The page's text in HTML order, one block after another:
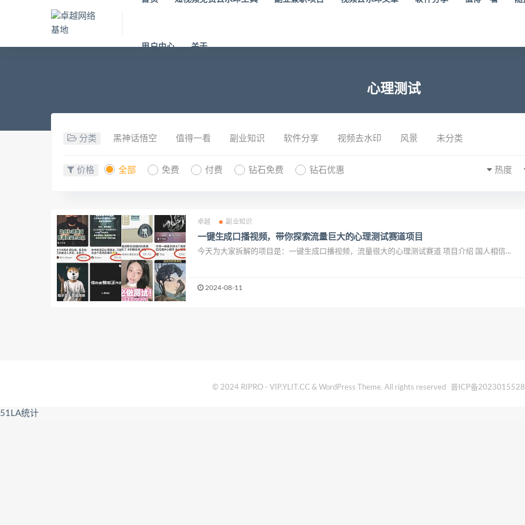
用户中心 关于
心理测试
分类 黑神话悟空 值得一看 副业知识 软件分享 视频去水印 风景 未分类
价格 全部 免费 付费 钻石免费 钻石优惠 热度
卓越 副业知识
一键生成口播视频，带你探索流量巨大的心理测试赛道项目
今天为大家拆解的项目是：一键生成口播视频，流量很大的心理测试赛道 项目介绍 国人相信...
2024-08-11
© 2024 RIPRO - VIP.YLIT.CC & WordPress Theme. All rights reserved 晋ICP备
51LA统计